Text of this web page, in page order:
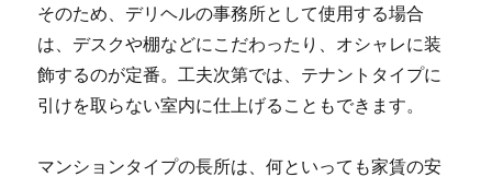
そのため、デリヘルの事務所として使用する場合
は、デスクや棚などにこだわったり、オシャレに装
飾するのが定番。工夫次第では、テナントタイプに
引けを取らない室内に仕上げることもできます。
マンションタイプの長所は、何といっても家賃の安